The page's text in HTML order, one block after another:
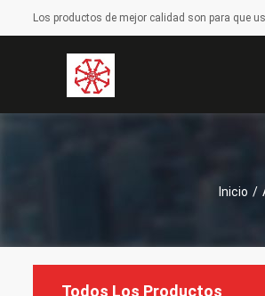
Los productos de mejor calidad son para que
Inicio /
Todos Los Productos